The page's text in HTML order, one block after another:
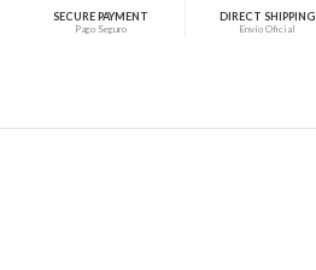
SECURE PAYMENT
Pago Seguro
DIRECT SHIPPING
Envío Oficial